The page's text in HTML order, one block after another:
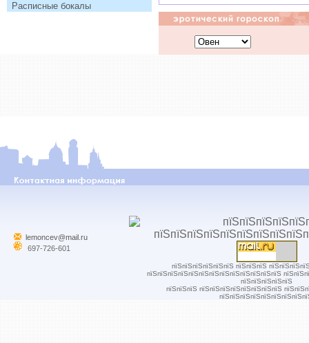
Расписные бокалы
lemoncev@mail.ru
697-726-601
пїЅпїЅпїЅпїЅпїЅпїЅ пїЅпїЅпїЅ
пїЅпїЅпїЅпїЅпїЅпїЅпїЅпїЅпїЅпїЅпїЅпїЅпїЅ
пїЅпїЅпїЅпїЅпїЅ
пїЅпїЅпїЅ пїЅпїЅпїЅпїЅпїЅпїЅпїЅпїЅ